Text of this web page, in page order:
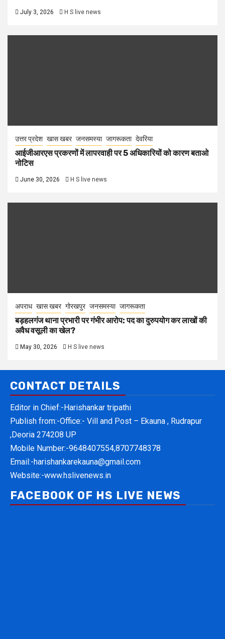
July 3, 2026 H S live news
उत्तर प्रदेश खास खबर जनसमस्या जागरूकता देवरिया
आईजीआरएस प्रकरणों में लापरवाही पर 5 अधिकारियों को कारण बताओ
नोटिस
June 30, 2026 H S live news
अपराध खास खबर गोरखपुर जनसमस्या जागरूकता
बड़हलगंज थाना प्रभारी पर गंभीर आरोप: पद का दुरुपयोग कर लाखों की
अवैध वसूली का खेल?
May 30, 2026 H S live news
CONTACT DETAILS
Editor in Chief:-Harishankar tripathi
Publish from:-Office:- Vill and Post – Ekauna , Rudrapur
,Deoria 274208 UP
Mobile Number:-9648407554,8707748378
Email:-harishankarekauna@gmail.com
Website:-www.hslivenews.in
FACEBOOK OF HS LIVE NEWS